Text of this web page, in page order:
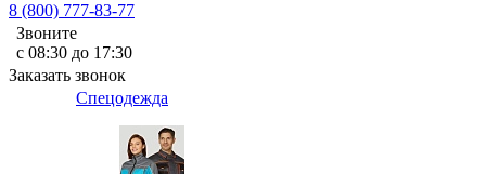
8 (800) 777-83-77
Звоните
с 08:30 до 17:30
Заказать звонок
Спецодежда